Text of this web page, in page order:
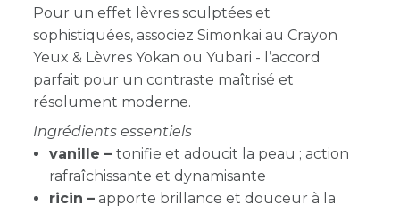
Pour un effet lèvres sculptées et
sophistiquées, associez Simonkai au Crayon
Yeux & Lèvres Yokan ou Yubari - l’accord
parfait pour un contraste maîtrisé et
résolument moderne.
Ingrédients essentiels
vanille – tonifie et adoucit la peau ; action
rafraîchissante et dynamisante
ricin – apporte brillance et douceur à la